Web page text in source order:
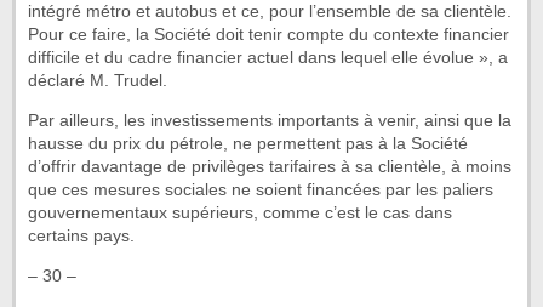
intégré métro et autobus et ce, pour l’ensemble de sa clientèle.
Pour ce faire, la Société doit tenir compte du contexte financier
difficile et du cadre financier actuel dans lequel elle évolue », a
déclaré M. Trudel.
Par ailleurs, les investissements importants à venir, ainsi que la
hausse du prix du pétrole, ne permettent pas à la Société
d’offrir davantage de privilèges tarifaires à sa clientèle, à moins
que ces mesures sociales ne soient financées par les paliers
gouvernementaux supérieurs, comme c’est le cas dans
certains pays.
– 30 –